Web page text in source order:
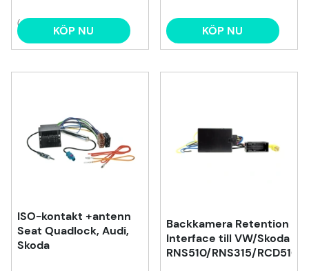
(6) KÖP NU KÖP NU
ISO-kontakt +antenn
Seat Quadlock, Audi,
Skoda
Backkamera Retention
Interface till VW/Skoda
RNS510/RNS315/RCD510